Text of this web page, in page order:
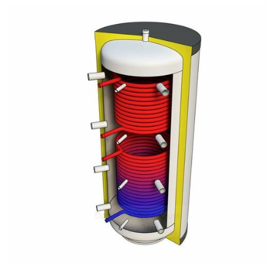
Doppelt antippen zum
vergrößern